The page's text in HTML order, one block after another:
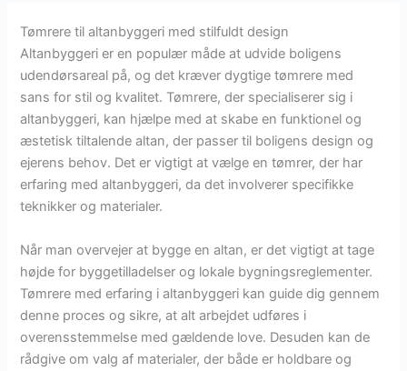
Tømrere til altanbyggeri med stilfuldt design
Altanbyggeri er en populær måde at udvide boligens
udendørsareal på, og det kræver dygtige tømrere med
sans for stil og kvalitet. Tømrere, der specialiserer sig i
altanbyggeri, kan hjælpe med at skabe en funktionel og
æstetisk tiltalende altan, der passer til boligens design og
ejerens behov. Det er vigtigt at vælge en tømrer, der har
erfaring med altanbyggeri, da det involverer specifikke
teknikker og materialer.
Når man overvejer at bygge en altan, er det vigtigt at tage
højde for byggetilladelser og lokale bygningsreglementer.
Tømrere med erfaring i altanbyggeri kan guide dig gennem
denne proces og sikre, at alt arbejdet udføres i
overensstemmelse med gældende love. Desuden kan de
rådgive om valg af materialer, der både er holdbare og